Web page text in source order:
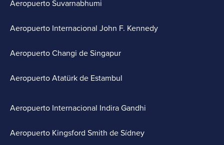
Aeropuerto Suvarnabhumi
Aeropuerto Internacional John F. Kennedy
Aeropuerto Changi de Singapur
Aeropuerto Atatürk de Estambul
Aeropuerto Internacional Indira Gandhi
Aeropuerto Kingsford Smith de Sídney